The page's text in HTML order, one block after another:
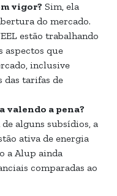
vigor? Sim, ela
do mercado.
estão trabalhando
aspectos que
inclusive
das tarifas de
valendo a pena?
alguns subsídios, a
ativa de energia
a Alup ainda
comparadas ao